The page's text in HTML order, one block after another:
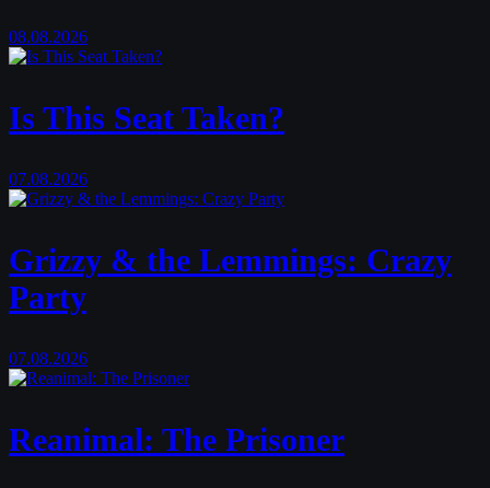
08.08.2026
Is This Seat Taken?
07.08.2026
Grizzy & the Lemmings: Crazy
Party
07.08.2026
Reanimal: The Prisoner